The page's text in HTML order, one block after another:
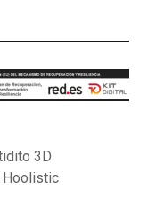
3D
Hoolistic